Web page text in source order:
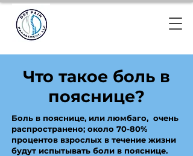
Что такое боль в
пояснице?
Боль в пояснице, или люмбаго, очень
распространено; около 70-80%
процентов взрослых в течение жизни
будут испытывать боли в пояснице.